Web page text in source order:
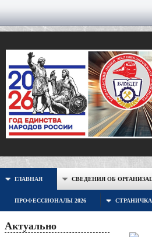
ГЛАВНАЯ СВЕДЕНИЯ ОБ
ПРОФЕССИОНАЛЫ 2026
Актуально